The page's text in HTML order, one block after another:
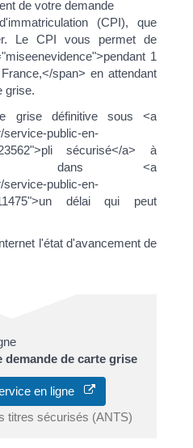
de votre demande
(CPI), que
Le CPI vous permet de
1
span> en attendant
grise.
grise définitive sous <a
public-en-
sécurisé</a> à
dans <a
public-en-
délai qui peut
l'état d'avancement de
demande de carte grise
en ligne
titres sécurisés (ANTS)